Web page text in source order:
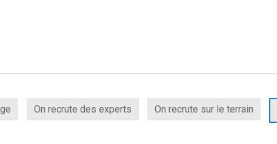
On recrute des experts On recrute sur le terrain